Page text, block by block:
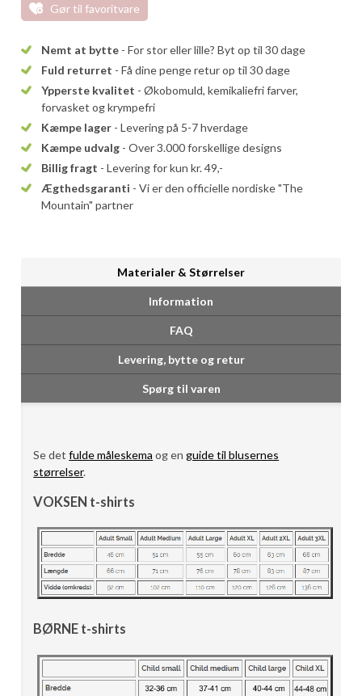
Gør til favoritvare
Nemt at bytte - For stor eller lille? Byt op til 30 dage
Fuld returret - Få dine penge retur op til 30 dage
Ypperste kvalitet - Økobomuld, kemikaliefri farver,
forvasket og krympefri
Kæmpe lager - Levering på 5-7 hverdage
Kæmpe udvalg - Over 3.000 forskellige designs
Billig fragt - Levering for kun kr. 49,-
Ægthedsgaranti - Vi er den officielle nordiske "The
Mountain" partner
Materialer & Størrelser
Information
FAQ
Levering, bytte og retur
Spørg til varen
Se detfulde måleskema og enguide til blusernes
størrelser.
VOKSEN t-shirts
BØRNE t-shirts